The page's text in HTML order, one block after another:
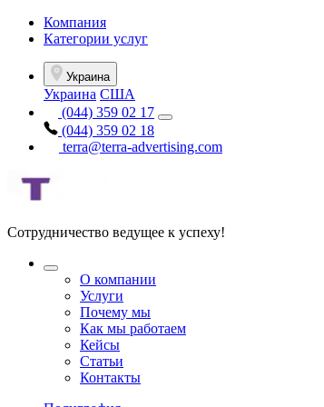
Компания
Категории услуг
Украина
Украина США
(044) 359 02 17
(044) 359 02 18
terra@terra-advertising.com
Сотрудничество ведущее к успеху!
О компании
Услуги
Почему мы
Как мы работаем
Кейсы
Статьи
Контакты